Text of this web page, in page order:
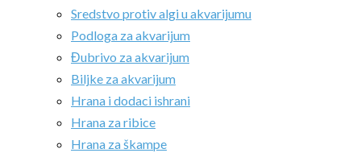
Sredstvo protiv algi u akvarijumu
Podloga za akvarijum
Đubrivo za akvarijum
Biljke za akvarijum
Hrana i dodaci ishrani
Hrana za ribice
Hrana za škampe